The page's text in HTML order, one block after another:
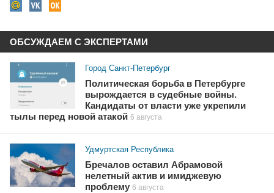
ОБСУЖДАЕМ С ЭКСПЕРТАМИ
Город Санкт-Петербург
Политическая борьба в Петербурге
вырождается в судебные войны.
Кандидаты от власти уже укрепили
тылы перед новой атакой 6 августа
Удмуртская Республика
Бречалов оставил Абрамовой
нелетный актив и имиджевую
проблему 6 августа